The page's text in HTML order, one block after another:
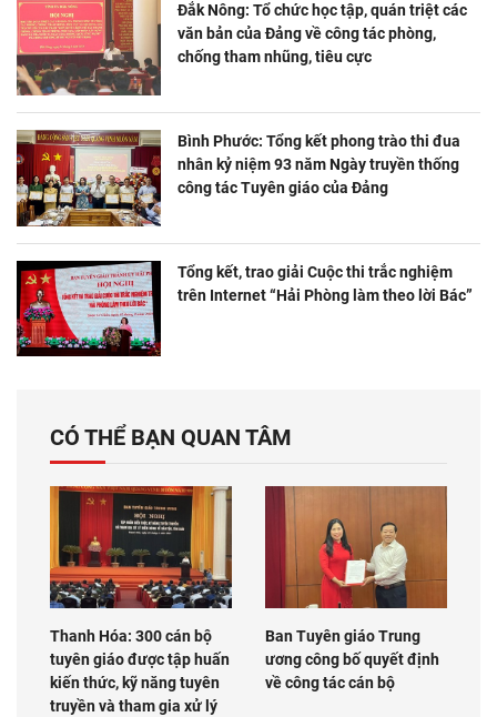
Đắk Nông: Tổ chức học tập, quán triệt các
văn bản của Đảng về công tác phòng,
chống tham nhũng, tiêu cực
Bình Phước: Tổng kết phong trào thi đua
nhân kỷ niệm 93 năm Ngày truyền thống
công tác Tuyên giáo của Đảng
Tổng kết, trao giải Cuộc thi trắc nghiệm
trên Internet “Hải Phòng làm theo lời Bác”
CÓ THỂ BẠN QUAN TÂM
Thanh Hóa: 300 cán bộ
tuyên giáo được tập huấn
kiến thức, kỹ năng tuyên
truyền và tham gia xử lý
Ban Tuyên giáo Trung
ương công bố quyết định
về công tác cán bộ